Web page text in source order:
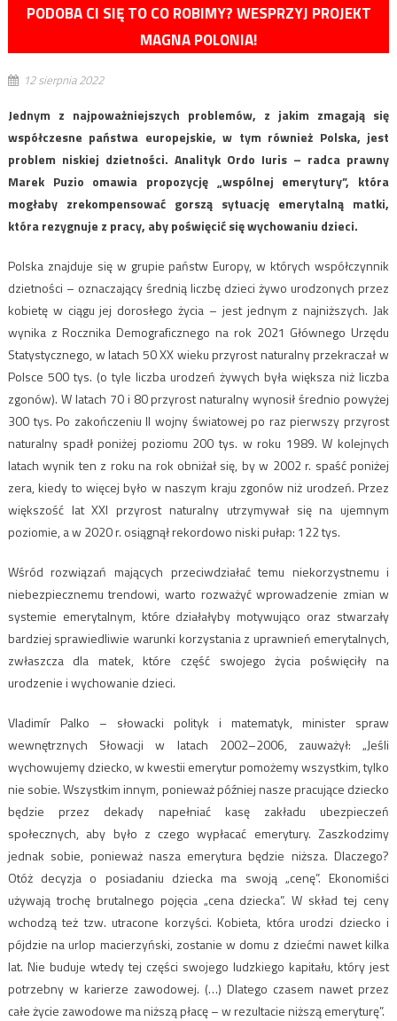
PODOBA CI SIĘ TO CO ROBIMY? WESPRZYJ PROJEKT
MAGNA POLONIA!
12 sierpnia 2022
Jednym z najpoważniejszych problemów, z jakim zmagają się
współczesne państwa europejskie, w tym również Polska, jest
problem niskiej dzietności. Analityk Ordo Iuris – radca prawny
Marek Puzio omawia propozycję „wspólnej emerytury”, która
mogłaby zrekompensować gorszą sytuację emerytalną matki,
która rezygnuje z pracy, aby poświęcić się wychowaniu dzieci.
Polska znajduje się w grupie państw Europy, w których współczynnik
dzietności – oznaczający średnią liczbę dzieci żywo urodzonych przez
kobietę w ciągu jej dorosłego życia – jest jednym z najniższych. Jak
wynika z Rocznika Demograficznego na rok 2021 Głównego Urzędu
Statystycznego, w latach 50 XX wieku przyrost naturalny przekraczał w
Polsce 500 tys. (o tyle liczba urodzeń żywych była większa niż liczba
zgonów). W latach 70 i 80 przyrost naturalny wynosił średnio powyżej
300 tys. Po zakończeniu II wojny światowej po raz pierwszy przyrost
naturalny spadł poniżej poziomu 200 tys. w roku 1989. W kolejnych
latach wynik ten z roku na rok obniżał się, by w 2002 r. spaść poniżej
zera, kiedy to więcej było w naszym kraju zgonów niż urodzeń. Przez
większość lat XXI przyrost naturalny utrzymywał się na ujemnym
poziomie, a w 2020 r. osiągnął rekordowo niski pułap: 122 tys.
Wśród rozwiązań mających przeciwdziałać temu niekorzystnemu i
niebezpiecznemu trendowi, warto rozważyć wprowadzenie zmian w
systemie emerytalnym, które działałyby motywująco oraz stwarzały
bardziej sprawiedliwie warunki korzystania z uprawnień emerytalnych,
zwłaszcza dla matek, które część swojego życia poświęciły na
urodzenie i wychowanie dzieci.
Vladimír Palko – słowacki polityk i matematyk, minister spraw
wewnętrznych Słowacji w latach 2002–2006, zauważył: „Jeśli
wychowujemy dziecko, w kwestii emerytur pomożemy wszystkim, tylko
nie sobie. Wszystkim innym, ponieważ później nasze pracujące dziecko
będzie przez dekady napełniać kasę zakładu ubezpieczeń
społecznych, aby było z czego wypłacać emerytury. Zaszkodzimy
jednak sobie, ponieważ nasza emerytura będzie niższa. Dlaczego?
Otóż decyzja o posiadaniu dziecka ma swoją „cenę”. Ekonomiści
używają trochę brutalnego pojęcia „cena dziecka”. W skład tej ceny
wchodzą też tzw. utracone korzyści. Kobieta, która urodzi dziecko i
pójdzie na urlop macierzyński, zostanie w domu z dziećmi nawet kilka
lat. Nie buduje wtedy tej części swojego ludzkiego kapitału, który jest
potrzebny w karierze zawodowej. (…) Dlatego czasem nawet przez
całe życie zawodowe ma niższą płacę – w rezultacie niższą emeryturę”.